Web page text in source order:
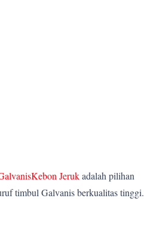
Jerukadalah pilihan
timbul Galvanis berkualitas tinggi.